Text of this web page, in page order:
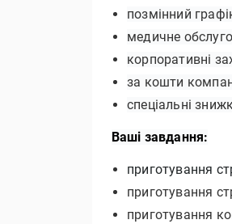
позмінний
медичне
корпоративні
за кошти
спеціальні
Ваші завдання:
приготування
приготування
приготування